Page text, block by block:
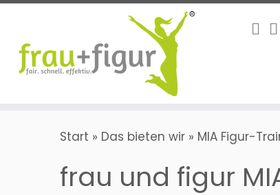
Zum
springen
Start » Das bieten wir » MIA Figur-
frau und figur